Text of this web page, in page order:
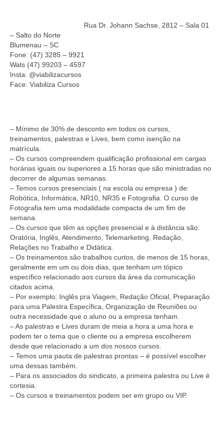
Notícias
Contato
Baixar APP
Rua Dr. Johann Sachse, 2812 – Sala 01
– Salto do Norte
Blumenau – SC
Fone: (47) 3285 – 9921
Wats (47) 99203 – 4597
Insta: @viabilizacursos
Face: Viabiliza Cursos
– Mínimo de 30% de desconto em todos os cursos,
treinamentos, palestras e Lives, bem como isenção na
matrícula.
– Os cursos compreendem qualificação profissional em cargas
horárias iguais ou superiores a 15 horas que são ministradas no
decorrer de algumas semanas.
– Temos cursos presenciais ( na escola ou empresa ) de:
Robótica, Informática, NR10, NR35 e Fotografia. O curso de
Fotografia tem uma modalidade compacta de um fim de
semana.
– Os cursos que têm as opções presencial e à distância são:
Oratória, Inglês, Atendimento, Telemarketing, Redação,
Relações no Trabalho e Didática.
– Os treinamentos são trabalhos curtos, de menos de 15 horas,
geralmente em um ou dois dias, que tenham um tópico
específico relacionado aos cursos da área da comunicação
citados acima.
– Por exemplo: Inglês pra Viagem, Redação Oficial, Preparação
para uma Palestra Específica, Organização de Reuniões ou
outra necessidade que o aluno ou a empresa tenham.
– As palestras e Lives duram de meia a hora a uma hora e
podem ter o tema que o cliente ou a empresa escolherem
desde que relacionado a um dos nossos cursos.
– Temos uma pauta de palestras prontas – é possível escolher
uma dessas também.
– Para os associados do sindicato, a primeira palestra ou Live é
cortesia.
– Os cursos e treinamentos podem ser em grupo ou VIP.